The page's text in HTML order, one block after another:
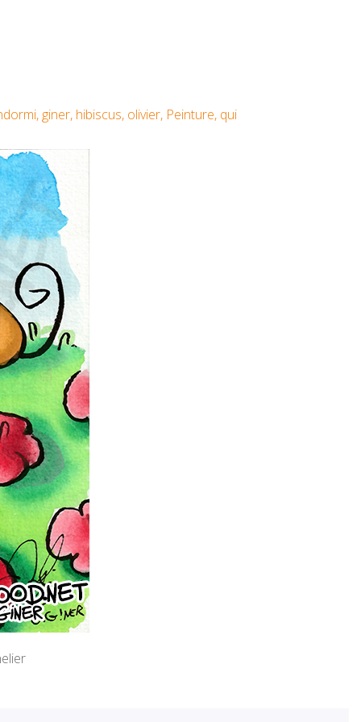
, giner, hibiscus, olivier, Peinture, qui